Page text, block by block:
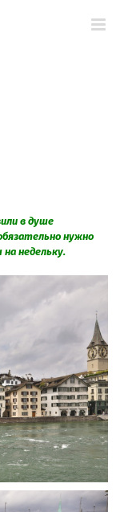
в душе
нужно
недельку.